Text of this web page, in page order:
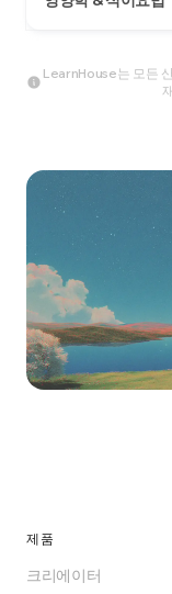
LearnHouse는 모든
무료로 시작,
팅. 업계가
제품
크리에이터